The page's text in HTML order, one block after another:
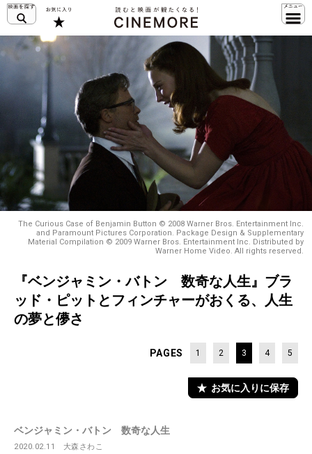
The Curious Case of Benjamin Button © 2008 Warner Bros. Entertainment Inc.
and Paramount Pictures Corporation. Package Design & Supplementary
Material Compilation © 2009 Warner Bros. Entertainment Inc. Distributed by
Warner Home Video. All rights reserved.
『ベンジャミン・バトン 数奇な人生』ブラ
ッド・ピットとフィンチャーがおくる、人生
の夢と儚さ
PAGES 1 2 3 4 5
お気に入りに保存
ベンジャミン・バトン 数奇な人生
2020.02.11 大森さわこ